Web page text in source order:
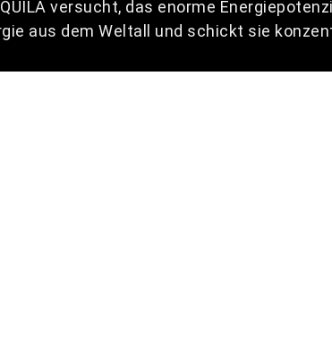
versucht, das enorme
aus dem Weltall und schickt sie